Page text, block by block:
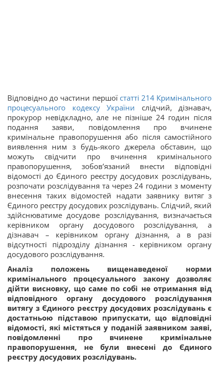
Відповідно до частини першої статті 214 Кримінального
процесуального кодексу України слідчий, дізнавач,
прокурор невідкладно, але не пізніше 24 годин після
подання заяви, повідомлення про вчинене
кримінальне правопорушення або після самостійного
виявлення ним з будь-якого джерела обставин, що
можуть свідчити про вчинення кримінального
правопорушення, зобов’язаний внести відповідні
відомості до Єдиного реєстру досудових розслідувань,
розпочати розслідування та через 24 години з моменту
внесення таких відомостей надати заявнику витяг з
Єдиного реєстру досудових розслідувань. Слідчий, який
здійснюватиме досудове розслідування, визначається
керівником органу досудового розслідування, а
дізнавач – керівником органу дізнання, а в разі
відсутності підрозділу дізнання - керівником органу
досудового розслідування.
Аналіз положень вищенаведеної норми
кримінального процесуального закону дозволяє
дійти висновку, що саме по собі не отримання від
відповідного органу досудового розслідування
витягу з Єдиного реєстру досудових розслідувань є
достатньою підставою припускати, що відповідні
відомості, які містяться у поданій заявником заяві,
повідомленні про вчинене кримінальне
правопорушення, не були внесені до Єдиного
реєстру досудових розслідувань.